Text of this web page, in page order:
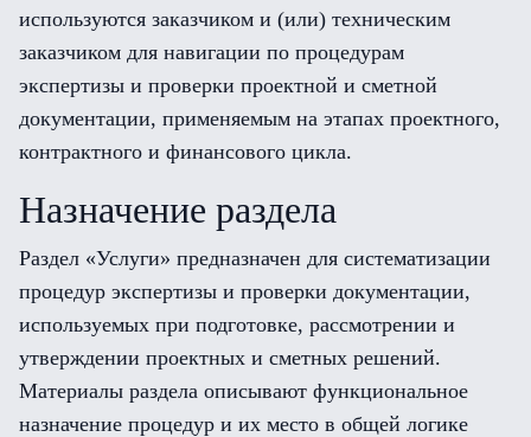
используются заказчиком и (или) техническим
заказчиком для навигации по процедурам
экспертизы и проверки проектной и сметной
документации, применяемым на этапах проектного,
контрактного и финансового цикла.
Назначение раздела
Раздел «Услуги» предназначен для систематизации
процедур экспертизы и проверки документации,
используемых при подготовке, рассмотрении и
утверждении проектных и сметных решений.
Материалы раздела описывают функциональное
назначение процедур и их место в общей логике